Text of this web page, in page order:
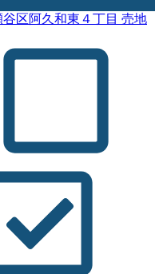
区阿久和東４丁目 売地